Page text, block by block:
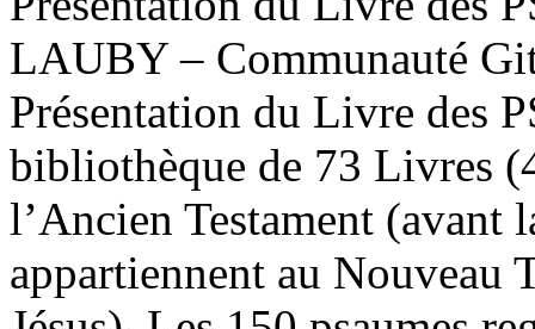
LAUBY – Communauté
Présentation du Livre des
bibliothèque de 73 Livres
l’Ancien Testament (avant
appartiennent au Nouveau